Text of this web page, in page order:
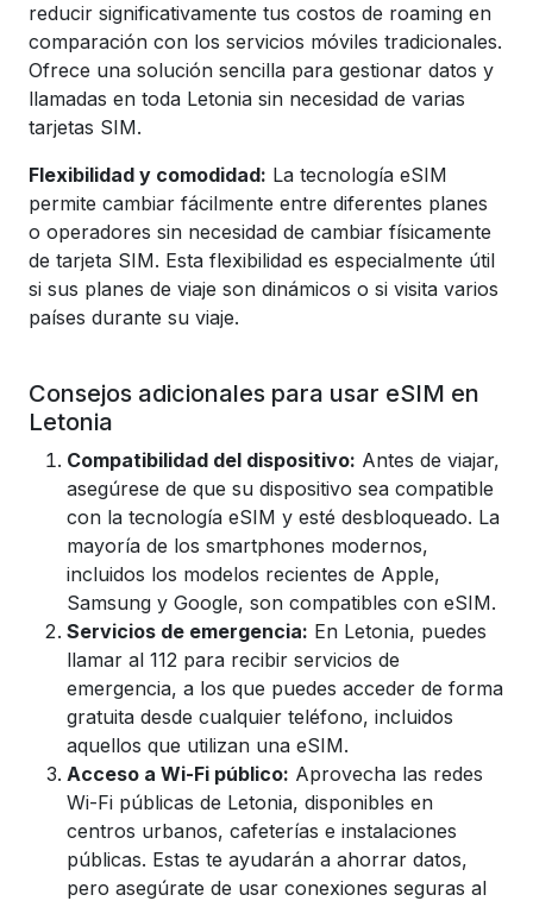
reducir significativamente tus costos de roaming en
comparación con los servicios móviles tradicionales.
Ofrece una solución sencilla para gestionar datos y
llamadas en toda Letonia sin necesidad de varias
tarjetas SIM.
Flexibilidad y comodidad: La tecnología eSIM
permite cambiar fácilmente entre diferentes planes
o operadores sin necesidad de cambiar físicamente
de tarjeta SIM. Esta flexibilidad es especialmente útil
si sus planes de viaje son dinámicos o si visita varios
países durante su viaje.
Consejos adicionales para usar eSIM en
Letonia
Compatibilidad del dispositivo: Antes de viajar,
asegúrese de que su dispositivo sea compatible
con la tecnología eSIM y esté desbloqueado. La
mayoría de los smartphones modernos,
incluidos los modelos recientes de Apple,
Samsung y Google, son compatibles con eSIM.
Servicios de emergencia: En Letonia, puedes
llamar al 112 para recibir servicios de
emergencia, a los que puedes acceder de forma
gratuita desde cualquier teléfono, incluidos
aquellos que utilizan una eSIM.
Acceso a Wi-Fi público: Aprovecha las redes
Wi-Fi públicas de Letonia, disponibles en
centros urbanos, cafeterías e instalaciones
públicas. Estas te ayudarán a ahorrar datos,
pero asegúrate de usar conexiones seguras al